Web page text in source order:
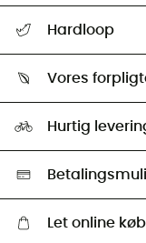
Returnering &
Hardloop
Our ambassadors
Vores
HardGreen Udvalg
Hurtig
Let online køb